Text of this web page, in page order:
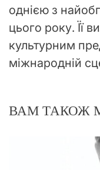
однією з
цього року. Її
культурним
міжнародній
ВАМ ТАКОЖ